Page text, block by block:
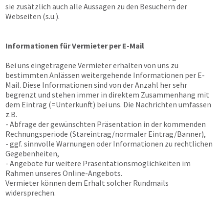
sie zusätzlich auch alle Aussagen zu den Besuchern der
Webseiten (s.u.).
Informationen für Vermieter per E-Mail
Bei uns eingetragene Vermieter erhalten von uns zu
bestimmten Anlässen weitergehende Informationen per E-
Mail. Diese Informationen sind von der Anzahl her sehr
begrenzt und stehen immer in direktem Zusammenhang mit
dem Eintrag (=Unterkunft) bei uns. Die Nachrichten umfassen
z.B.
- Abfrage der gewünschten Präsentation in der kommenden
Rechnungsperiode (Stareintrag/normaler Eintrag/Banner),
- ggf. sinnvolle Warnungen oder Informationen zu rechtlichen
Gegebenheiten,
- Angebote für weitere Präsentationsmöglichkeiten im
Rahmen unseres Online-Angebots.
Vermieter können dem Erhalt solcher Rundmails
widersprechen.